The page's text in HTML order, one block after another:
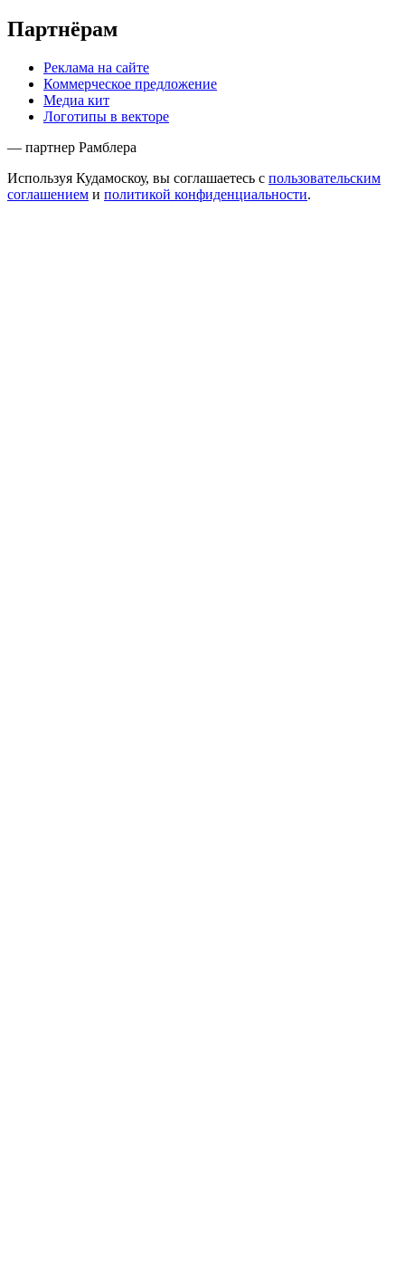
Партнёрам
Реклама на сайте
Коммерческое предложение
Медиа кит
Логотипы в векторе
— партнер Рамблера
Используя Кудамоскоу, вы соглашаетесь с пользовательским
соглашением и политикой конфиденциальности.